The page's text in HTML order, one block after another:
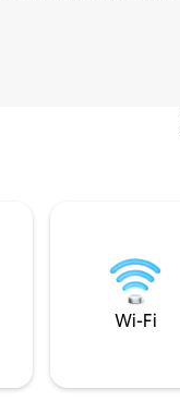
Wi-Fi